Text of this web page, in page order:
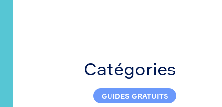
Catégories
GUIDES GRATUITS